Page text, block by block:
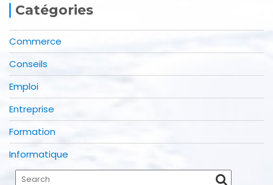
Catégories
Commerce
Conseils
Emploi
Entreprise
Formation
Informatique